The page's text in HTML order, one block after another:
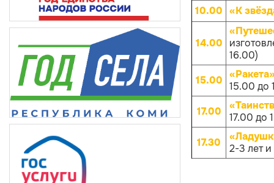
10.00 «К
14.00
16.00)
15.00 15.00 до
17.00
17.00 до
17.30
2-3 лет